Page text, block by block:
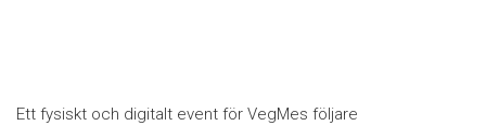
Ett fysiskt och digitalt event för VegMes följare